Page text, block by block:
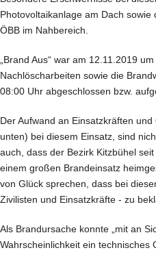
Photovoltaikanlage am Dach
ÖBB im Nahbereich.
„Brand Aus“ war am 12.11.2019
Nachlöscharbeiten sowie die
08:00 Uhr abgeschlossen bzw.
Der Aufwand an Einsatzkräften
unten) bei diesem Einsatz, sind
auch, dass der Bezirk Kitzbühel
einem großen Brandeinsatz
von Glück sprechen, dass bei
Zivilisten und Einsatzkräfte - zu
Als Brandursache konnte „mit an
Wahrscheinlichkeit ein technisches